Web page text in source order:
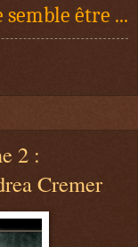
être ...
2 :
Cremer